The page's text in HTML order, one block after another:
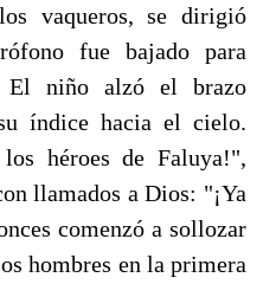
vaqueros, se dirigió
fue bajado para
El niño alzó el brazo
índice hacia el cielo.
héroes de Faluya!",
llamados a Dios: "¡Ya
comenzó a sollozar
hombres en la primera